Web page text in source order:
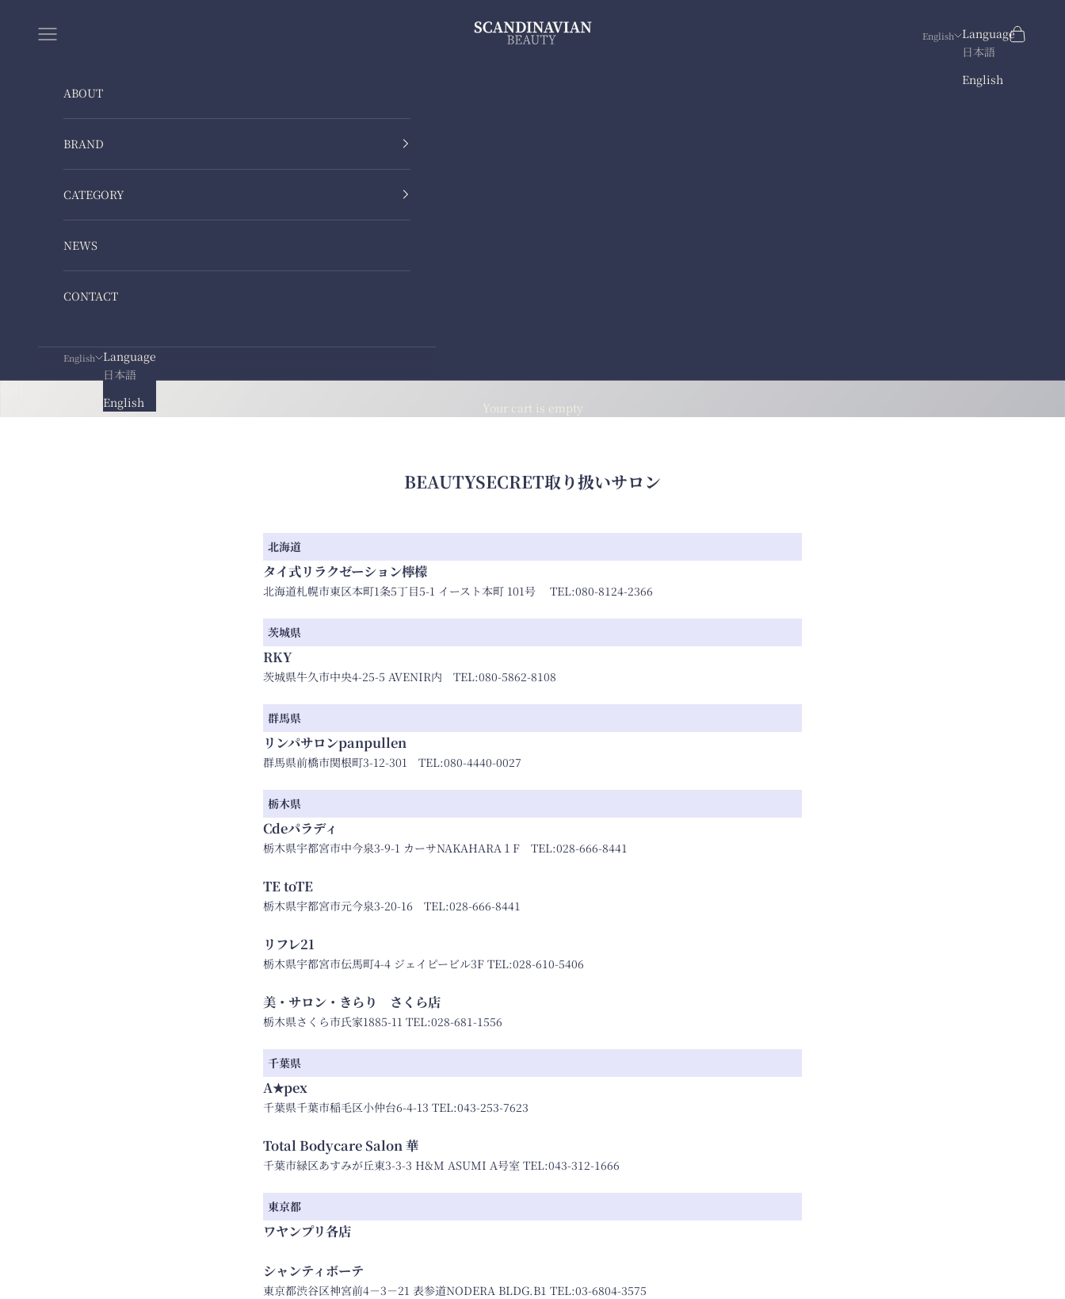
ScandinavianBeauty
Navigation menu English
Language
日本語
English
Search
Cart
ABOUT
BRAND
CATEGORY
NEWS
CONTACT
English
Language
日本語
English
Your cart is empty
BEAUTYSECRET取り扱いサロン
北海道
タイ式リラクゼーション檸檬
北海道札幌市東区本町1条5丁目5-1 イースト本町 101号 TEL:080-8124-2366
茨城県
RKY
茨城県牛久市中央4-25-5 AVENIR内 TEL:080-5862-8108
群馬県
リンパサロンpanpullen
群馬県前橋市関根町3-12-301 TEL:080-4440-0027
栃木県
Cdeパラディ
栃木県宇都宮市中今泉3-9-1 カーサNAKAHARA１F TEL:028-666-8441
TE toTE
栃木県宇都宮市元今泉3-20-16 TEL:028-666-8441
リフレ21
栃木県宇都宮市伝馬町4-4 ジェイピービル3F TEL:028-610-5406
美・サロン・きらり さくら店
栃木県さくら市氏家1885-11 TEL:028-681-1556
千葉県
A★pex
千葉県千葉市稲毛区小仲台6-4-13 TEL:043-253-7623
Total Bodycare Salon 華
千葉市緑区あすみが丘東3-3-3 H&M ASUMI A号室 TEL:043-312-1666
東京都
ワヤンプリ各店
シャンティボーテ
東京都渋谷区神宮前4－3－21 表参道NODERA BLDG.B1 TEL:03-6804-3575